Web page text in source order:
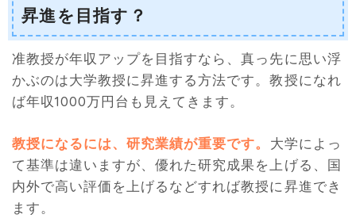
昇進を目指す？
准教授が年収アップを目指すなら、真っ先に思い浮
かぶのは大学教授に昇進する方法です。教授になれ
ば年収1000万円台も見えてきます。
教授になるには、研究業績が重要です。 大学によっ
て基準は違いますが、優れた研究成果を上げる、国
内外で高い評価を上げるなどすれば教授に昇進でき
ます。